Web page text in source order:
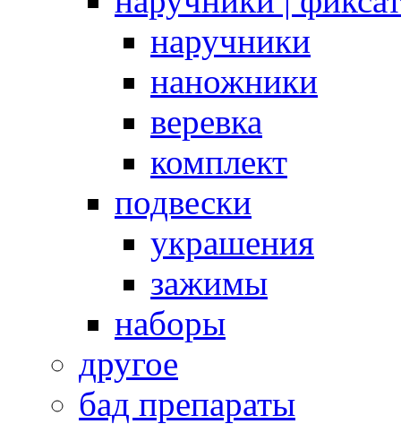
наручники
наножники
веревка
комплект
подвески
украшения
зажимы
наборы
другое
бад препараты